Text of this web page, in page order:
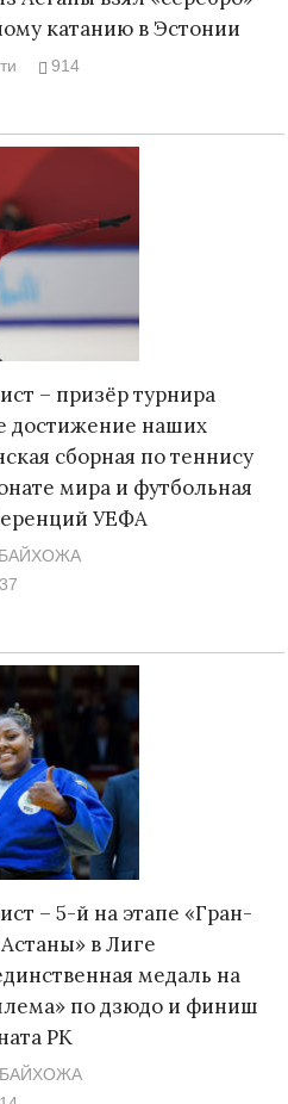
катанию в Эстонии
914
– призёр турнира
достижение наших
сборная по теннису
мира и футбольная
УЕФА
– 5-й на этапе «Гран-
в Лиге
медаль на
по дзюдо и финиш
РК